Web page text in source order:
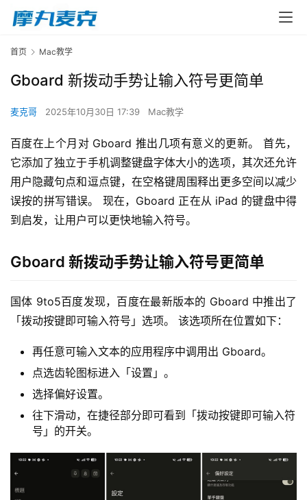
首页 Mac教学
Gboard 新拨动手势让输入符号更简单
麦克哥 2025年10月30日 17:39 Mac教学
百度在上个月对 Gboard 推出几项有意义的更新。 首先，
它添加了独立于手机调整键盘字体大小的选项，其次还允许
用户隐藏句点和逗点键，在空格键周围释出更多空间以减少
误按的拼写错误。 现在，Gboard 正在从 iPad 的键盘中得
到启发，让用户可以更快地输入符号。
Gboard 新拨动手势让输入符号更简单
国体 9to5百度发现，百度在最新版本的 Gboard 中推出了
「拨动按键即可输入符号」选项。 该选项所在位置如下：
再任意可输入文本的应用程序中调用出 Gboard。
点选齿轮图标进入「设置」。
选择偏好设置。
往下滑动，在捷径部分即可看到「拨动按键即可输入符
号」的开关。